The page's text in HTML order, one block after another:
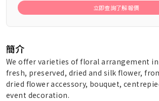
立即查詢了解報價
簡介
We offer varieties of floral arrangement
fresh, preserved, dried and silk flower,
dried flower accessory, bouquet,
event decoration.